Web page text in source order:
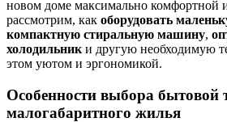
новом доме максимально
рассмотрим, как оборудовать
компактную стиральную машину,
холодильник и другую необходимую
этом уютом и эргономикой.
Особенности выбора бытовой
малогабаритного жилья